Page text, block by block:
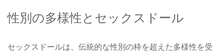
性別の多様性とセックスドール
セックスドールは、伝統的な性別の枠を超えた多様性を受